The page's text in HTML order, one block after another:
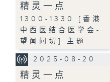
精灵一点
1300-1330 [香港
中西医结合医学会-
望闻问切] 主题:…
2025-08-20
精灵一点